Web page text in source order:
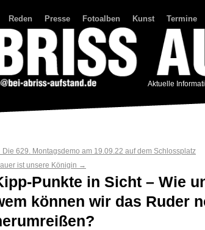
Reden Presse Fotoalben Kunst Termine
Aktuelle
Die 629. Montagsdemo am 19.09.22 auf dem Schlossplatz
ist unsere Königin →
Punkte in Sicht – Wie
können wir das Ruder